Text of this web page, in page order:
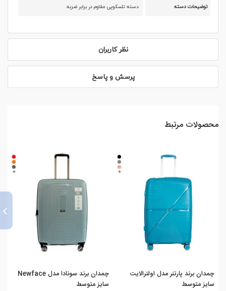
توضیحات دسته دسته تلسکوپی مقاوم در برابر ضربه
نظر کاربران
پرسش و پاسخ
محصولات مرتبط
چمدان برند پارتنر مدل اولترالایت
سایز متوسط
چمدان برند سونادا مدل Newface
سایز متوسط
›